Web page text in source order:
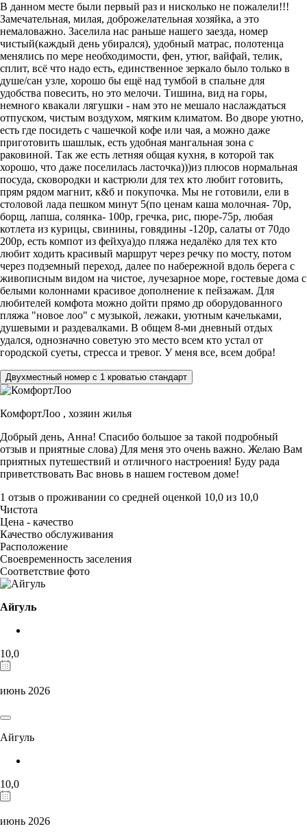
В данном месте были первый раз и нисколько не пожалели!!!
Замечательная, милая, доброжелательная хозяйка, а это
немаловажно. Заселила нас раньше нашего заезда, номер
чистый(каждый день убирался), удобный матрас, полотенца
менялись по мере необходимости, фен, утюг, вайфай, телик,
сплит, всё что надо есть, единственное зеркало было только в
душе/сан узле, хорошо бы ещё над тумбой в спальне для
удобства повесить, но это мелочи. Тишина, вид на горы,
немного квакали лягушки - нам это не мешало наслаждаться
отпуском, чистым воздухом, мягким климатом. Во дворе уютно,
есть где посидеть с чашечкой кофе или чая, а можно даже
приготовить шашлык, есть удобная мангальная зона с
раковиной. Так же есть летняя общая кухня, в которой так
хорошо, что даже поселилась ласточка)))из плюсов нормальная
посуда, сковородки и кастрюли для тех кто любит готовить,
прям рядом магнит, к&б и покупочка. Мы не готовили, ели в
столовой лада пешком минут 5(по ценам каша молочная- 70р,
борщ, лапша, солянка- 100р, гречка, рис, пюре-75р, любая
котлета из курицы, свинины, говядины -120р, салаты от 70до
200р, есть компот из фейхуа)до пляжа недалёко для тех кто
любит ходить красивый маршрут через речку по мосту, потом
через подземный переход, далее по набережной вдоль берега с
живописным видом на чистое, лучезарное море, гостевые дома с
белыми колоннами красивое дополнение к пейзажам. Для
любителей комфота можно дойти прямо др оборудованного
пляжа "новое лоо" с музыкой, лежаки, уютным качельками,
душевыми и раздевалками. В общем 8-ми дневный отдых
удался, однозначно советую это место всем кто устал от
городской суеты, стресса и тревог. У меня все, всем добра!
Двухместный номер с 1 кроватью стандарт
КомфортЛоо , хозяин жилья
Добрый день, Анна! Спасибо большое за такой подробный
отзыв и приятные слова) Для меня это очень важно. Желаю Вам
приятных путешествий и отличного настроения! Буду рада
приветствовать Вас вновь в нашем гостевом доме!
1 отзыв о проживании со средней оценкой 10,0 из 10,0
Чистота
Цена - качество
Качество обслуживания
Расположение
Своевременность заселения
Соответствие фото
Айгуль
10,0
июнь 2026
Айгуль
10,0
июнь 2026